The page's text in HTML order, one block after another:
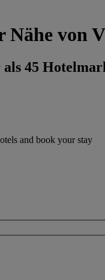
von
45
and book your stay